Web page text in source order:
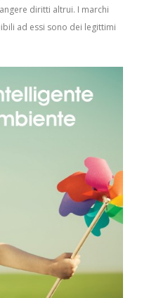
diritti altrui. I marchi
ad essi sono dei legittimi